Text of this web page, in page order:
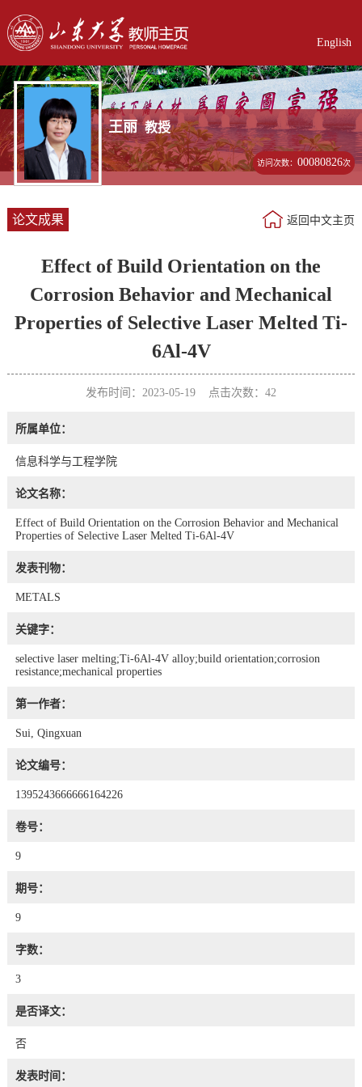
English
王丽 教授
访问次数：00080826次
论文成果 返回中文主页
Effect of Build Orientation on the
Corrosion Behavior and Mechanical
Properties of Selective Laser Melted Ti-
6Al-4V
发布时间：2023-05-19 点击次数： 42
所属单位：
信息科学与工程学院
论文名称：
Effect of Build Orientation on the Corrosion Behavior and Mechanical
Properties of Selective Laser Melted Ti-6Al-4V
发表刊物：
METALS
关键字：
selective laser melting;Ti-6Al-4V alloy;build orientation;corrosion
resistance;mechanical properties
第一作者：
Sui, Qingxuan
论文编号：
1395243666666164226
卷号：
9
期号：
9
字数：
3
是否译文：
否
发表时间：